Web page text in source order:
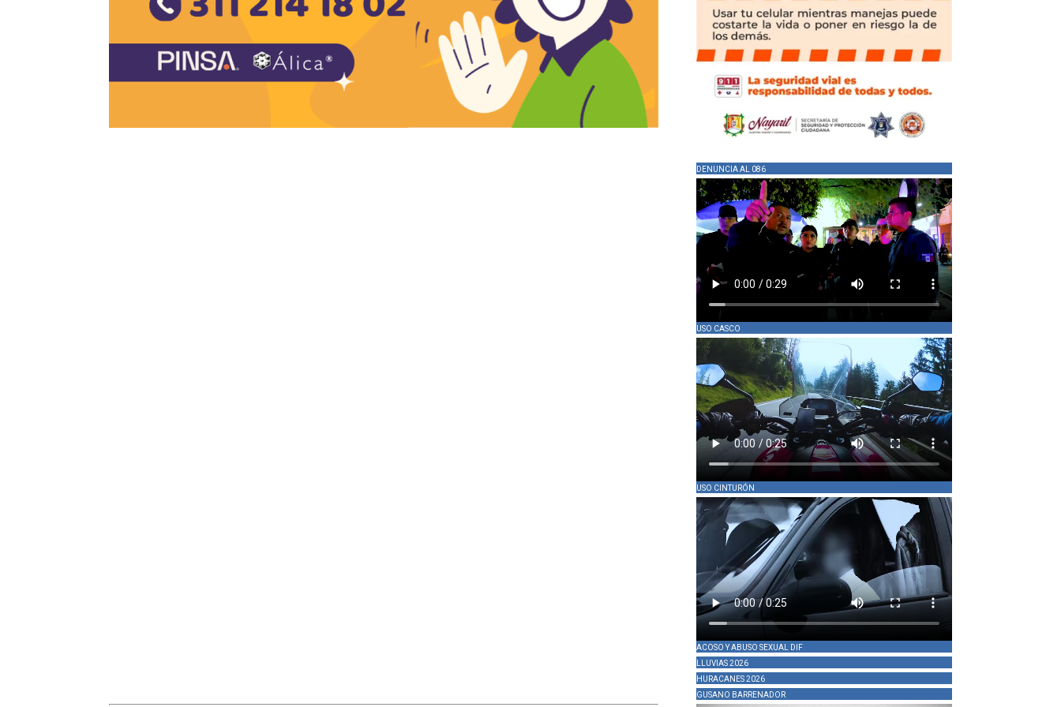
DENUNCIA AL 086
USO CASCO
USO CINTURÓN
ACOSO Y ABUSO SEXUAL DIF
LLUVIAS 2026
HURACANES 2026
GUSANO BARRENADOR